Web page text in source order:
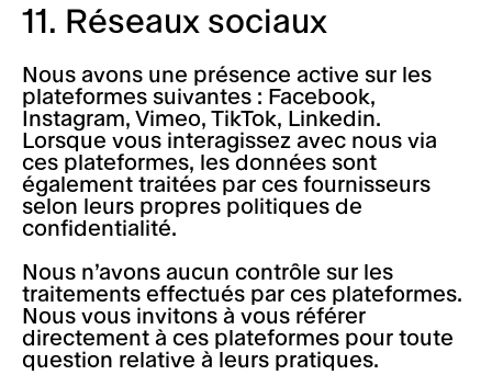
11. Réseaux sociaux
Nous avons une présence active sur les
plateformes suivantes : Facebook,
Instagram, Vimeo, TikTok, Linkedin.
Lorsque vous interagissez avec nous via
ces plateformes, les données sont
également traitées par ces fournisseurs
selon leurs propres politiques de
confidentialité.
Nous n’avons aucun contrôle sur les
traitements effectués par ces plateformes.
Nous vous invitons à vous référer
directement à ces plateformes pour toute
question relative à leurs pratiques.